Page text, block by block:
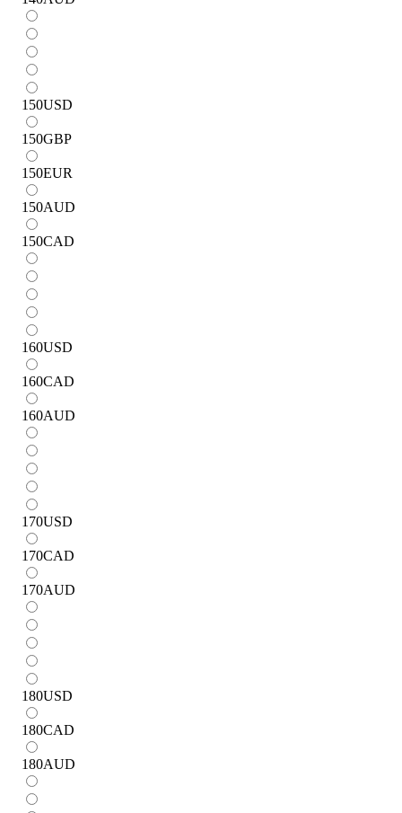
150USD
150GBP
150EUR
150AUD
150CAD
160USD
160CAD
160AUD
170USD
170CAD
170AUD
180USD
180CAD
180AUD